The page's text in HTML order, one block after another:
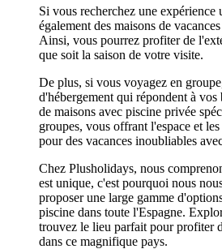
Si vous recherchez une expérience
également des maisons de
Ainsi, vous pourrez profiter de
que soit la saison de votre visite.
De plus, si vous voyagez en
d'hébergement qui répondent à
de maisons avec piscine privée
groupes, vous offrant l'espace et
pour des vacances inoubliables
Chez Plusholidays, nous
est unique, c'est pourquoi nous
proposer une large gamme
piscine dans toute l'Espagne.
trouvez le lieu parfait pour profiter
dans ce magnifique pays.